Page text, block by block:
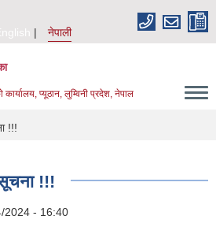
नेपाली
कार्यालय, प्यूठान, लुम्विनी प्रदेश, नेपाल
!!!
!!!
2024 - 16:40